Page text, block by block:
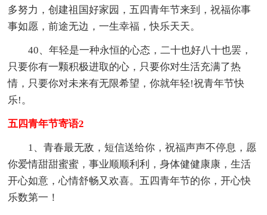
多努力，创建祖国好家园，五四青年节来到，祝福你事
事如愿，前途无边，一生幸福，快乐天天。
40、年轻是一种永恒的心态，二十也好八十也罢，
只要你有一颗积极进取的心，只要你对生活充满了热
情，只要你对未来有无限希望，你就年轻!祝青年节快
乐!。
五四青年节寄语2
1、青春最无敌，短信送给你，祝福声声不停息，愿
你爱情甜甜蜜蜜，事业顺顺利利，身体健健康康，生活
开心如意，心情舒畅又欢喜。五四青年节的你，开心快
乐数第一！